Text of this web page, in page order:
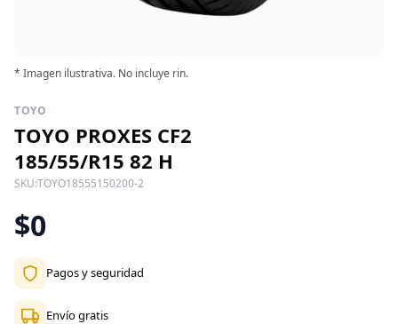
* Imagen ilustrativa. No incluye rin.
TOYO
TOYO PROXES CF2
185/55/R15 82 H
SKU:TOYO18555150200-2
$0
Pagos y seguridad
Envío gratis